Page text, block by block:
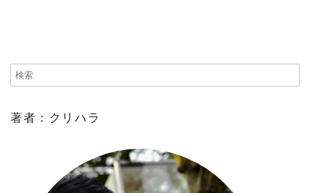
著者：クリハラ